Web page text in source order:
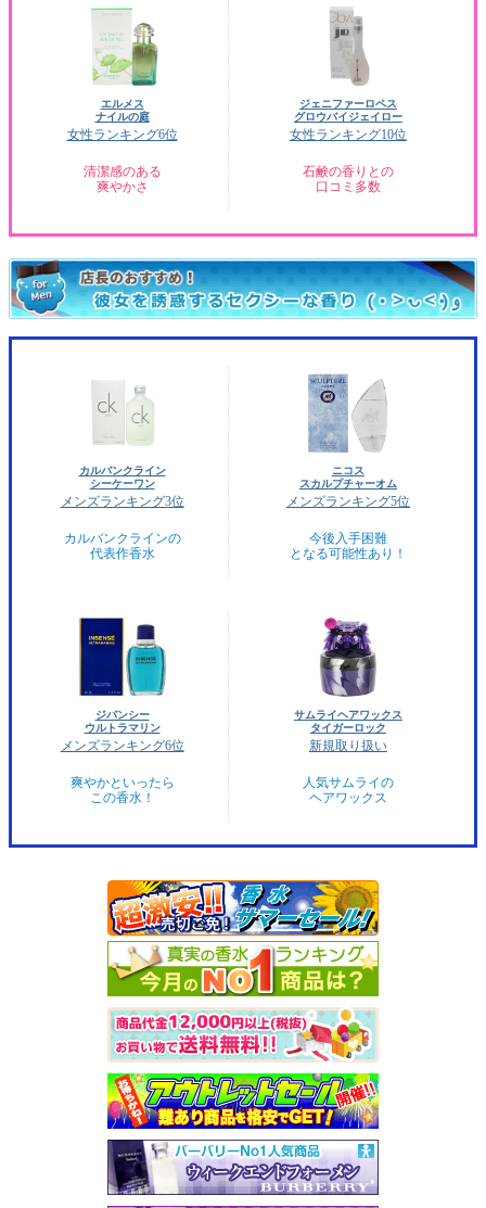
エルメス
ナイルの庭
女性ランキング6位
清潔感のある
爽やかさ
ジェニファーロペス
グロウバイジェイロー
女性ランキング10位
石鹸の香りとの
口コミ多数
カルバンクライン
シーケーワン
メンズランキング3位
カルバンクラインの
代表作香水
ニコス
スカルプチャーオム
メンズランキング5位
今後入手困難
となる可能性あり！
ジバンシー
ウルトラマリン
メンズランキング6位
爽やかといったら
この香水！
サムライヘアワックス
タイガーロック
新規取り扱い
人気サムライの
ヘアワックス